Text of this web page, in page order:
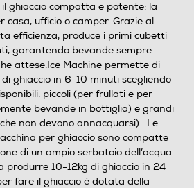
ghiaccio compatta e potente: la
casa, ufficio o camper. Grazie al
efficienza, produce i primi cubetti
garantendo bevande sempre
attese.Ice Machine permette di
ghiaccio in 6-10 minuti scegliendo
piccoli (per frullati e per
bevande in bottiglia) e grandi
non devono annacquarsi) . Le
per ghiaccio sono compatte
di un ampio serbatoio dell’acqua
produrre 10-12kg di ghiaccio in 24
fare il ghiaccio è dotata della